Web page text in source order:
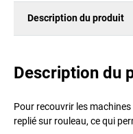
Description du produit
Description du
Pour recouvrir les
replié sur rouleau, ce qui